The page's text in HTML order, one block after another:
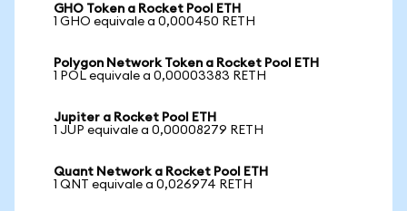
GHO Token a Rocket Pool ETH
1 GHO equivale a 0,000450 RETH
Polygon Network Token a Rocket Pool ETH
1 POL equivale a 0,00003383 RETH
Jupiter a Rocket Pool ETH
1 JUP equivale a 0,00008279 RETH
Quant Network a Rocket Pool ETH
1 QNT equivale a 0,026974 RETH